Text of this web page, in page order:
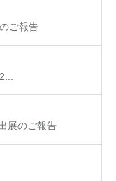
ご報告
展のご報告